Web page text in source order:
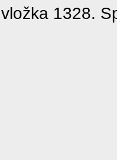
vložka 1328.